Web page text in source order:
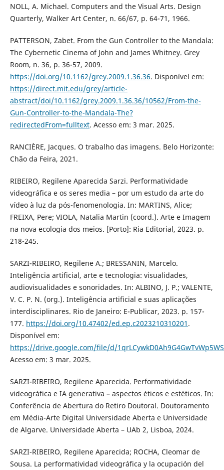
NOLL, A. Michael. Computers and the Visual Arts. Design
Quarterly, Walker Art Center, n. 66/67, p. 64-71, 1966.
PATTERSON, Zabet. From the Gun Controller to the Mandala:
The Cybernetic Cinema of John and James Whitney. Grey
Room, n. 36, p. 36-57, 2009.
https://doi.org/10.1162/grey.2009.1.36.36. Disponível em:
https://direct.mit.edu/grey/article-
abstract/doi/10.1162/grey.2009.1.36.36/10562/From-the-
Gun-Controller-to-the-Mandala-The?
redirectedFrom=fulltext. Acesso em: 3 mar. 2025.
RANCIÈRE, Jacques. O trabalho das imagens. Belo Horizonte:
Chão da Feira, 2021.
RIBEIRO, Regilene Aparecida Sarzi. Performatividade
videográfica e os seres media – por um estudo da arte do
vídeo à luz da pós-fenomenologia. In: MARTINS, Alice;
FREIXA, Pere; VIOLA, Natalia Martin (coord.). Arte e Imagem
na nova ecologia dos meios. [Porto]: Ria Editorial, 2023. p.
218-245.
SARZI-RIBEIRO, Regilene A.; BRESSANIN, Marcelo.
Inteligência artificial, arte e tecnologia: visualidades,
audiovisualidades e sonoridades. In: ALBINO, J. P.; VALENTE,
V. C. P. N. (org.). Inteligência artificial e suas aplicações
interdisciplinares. Rio de Janeiro: E-Publicar, 2023. p. 157-
177. https://doi.org/10.47402/ed.ep.c2023210310201 .
Disponível em:
https://drive.google.com/file/d/
Acesso em: 3 mar. 2025.
SARZI-RIBEIRO, Regilene Aparecida. Performatividade
videográfica e IA generativa – aspectos éticos e estéticos. In:
Conferência de Abertura do Retiro Doutoral. Doutoramento
em Média-Arte Digital Universidade Aberta e Universidade
de Algarve. Universidade Aberta – UAb 2, Lisboa, 2024.
SARZI-RIBEIRO, Regilene Aparecida; ROCHA, Cleomar de
Sousa. La performatividad videográfica y la ocupación del